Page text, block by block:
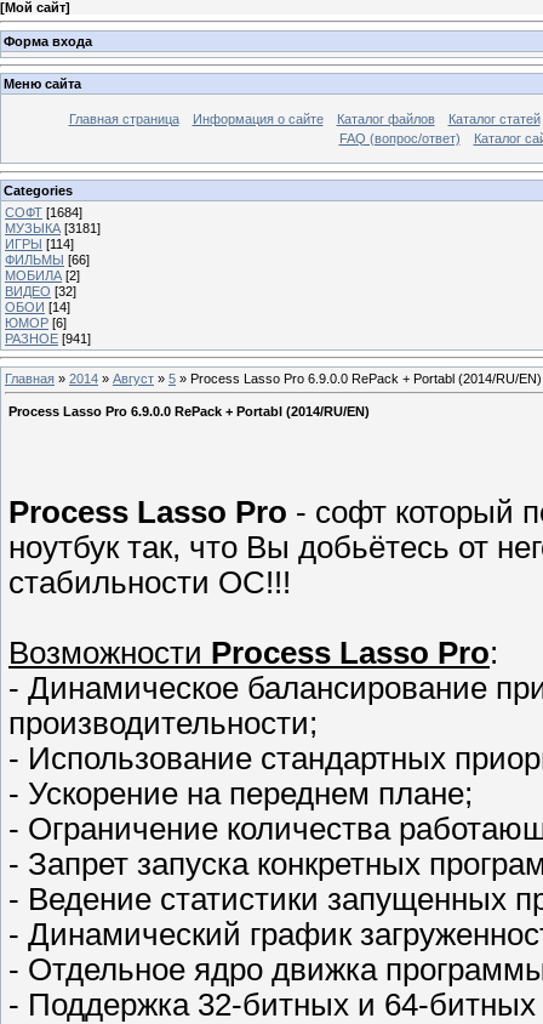
[Мой сайт]
Форма входа
Меню сайта
Главная страница Информация о сайте Каталог файлов
Каталог статей
FAQ (вопрос/ответ)
Каталог
Categories
СОФТ [1684]
МУЗЫКА [3181]
ИГРЫ [114]
ФИЛЬМЫ [66]
МОБИЛА [2]
ВИДЕО [32]
ОБОИ [14]
ЮМОР [6]
РАЗНОЕ [941]
Главная » 2014 » Август » 5 » Process Lasso Pro 6.9.0.0 RePack + Portabl (2014/RU/EN)
Process Lasso Pro 6.9.0.0 RePack + Portabl (2014/RU/EN)
Process Lasso Pro - софт который
ноутбук так, что Вы добьётесь от
стабильности ОС!!!
Возможности Process Lasso Pro:
- Динамическое балансирование
производительности;
- Использование стандартных
- Ускорение на переднем плане;
- Ограничение количества
- Запрет запуска конкретных
- Ведение статистики запущенных
- Динамический график
- Отдельное ядро движка
- Поддержка 32-битных и 64-битных